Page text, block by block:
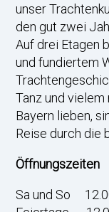
unser
den gut zwei
Auf drei Etagen
und fundiertem
Tanz und vielem
Bayern lieben,
Reise durch die
Öffnungszeiten
Sa und So